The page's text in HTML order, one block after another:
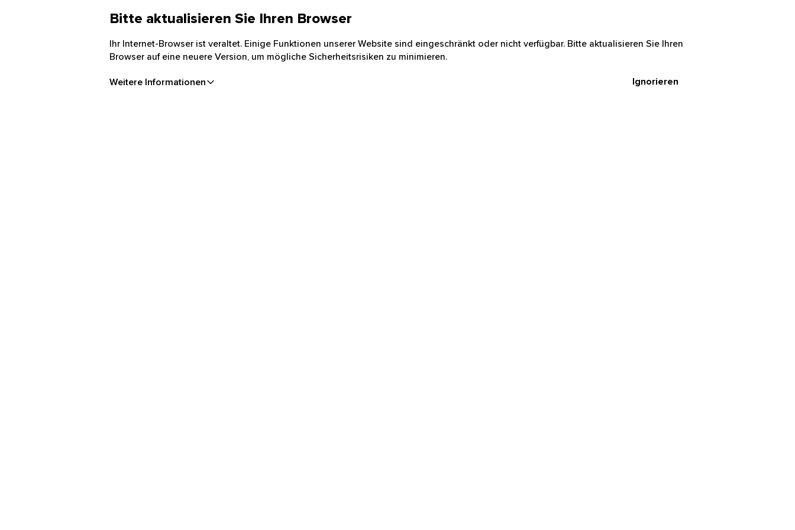
Bitte aktualisieren Sie Ihren Browser
Ihr Internet-Browser ist veraltet. Einige Funktionen unserer Website sind eingeschränkt oder nicht verfügbar. Bitte aktualisieren Sie Ihren
Browser auf eine neuere Version, um mögliche Sicherheitsrisiken zu minimieren.
Weitere Informationen Ignorieren